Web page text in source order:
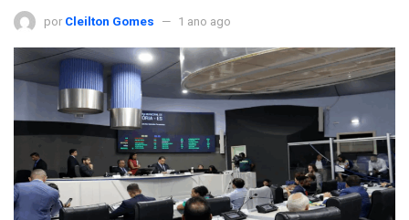
por Cleilton Gomes 1 ano ago